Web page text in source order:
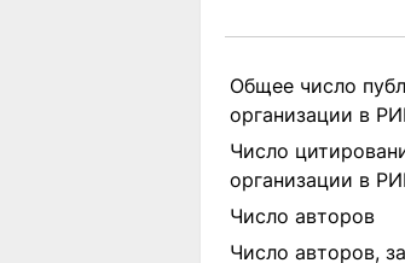
Общее число
организации в
Число
организации в
Число авторов
Число авторов,